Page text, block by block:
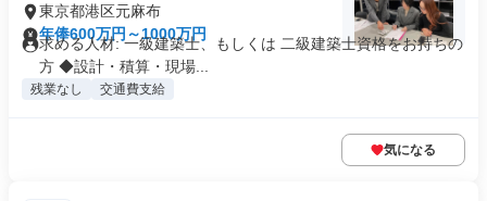
東京都港区元麻布
年俸600万円～1000万円
求める人材: 一級建築士、もしくは 二級建築士資格をお持ちの
方 ◆設計・積算・現場...
残業なし 交通費支給
気になる